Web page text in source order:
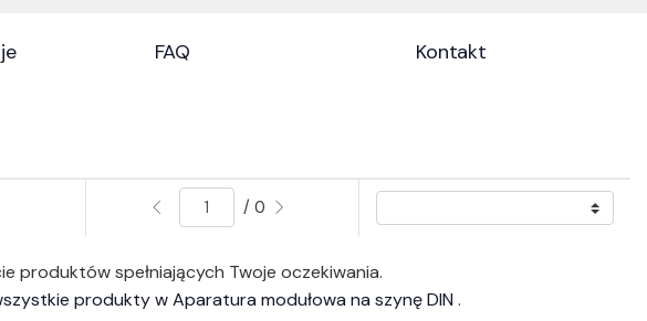
FAQ Kontakt
/ 0
produktów spełniających Twoje oczekiwania.
produkty w Aparatura modułowa na szynę DIN .